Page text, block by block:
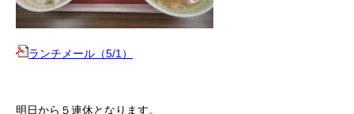
ランチメール（5/1）
明日から５連休となります。